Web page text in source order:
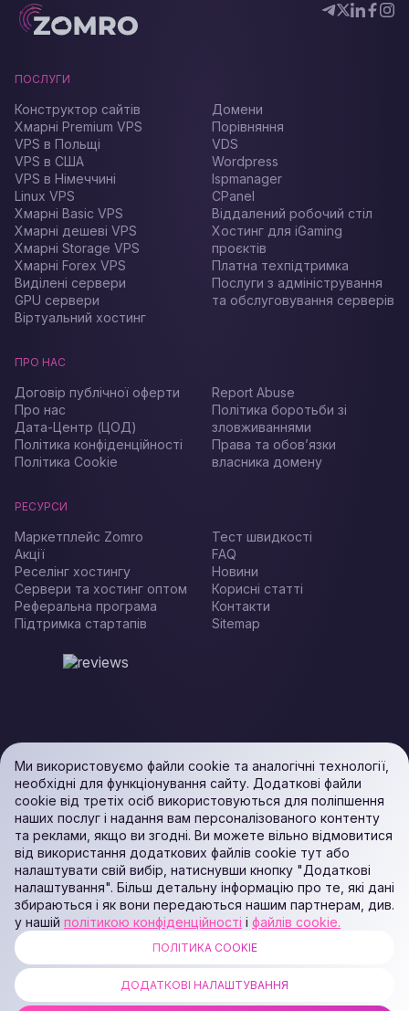
ПОСЛУГИ
Конструктор сайтів
Хмарні Premium VPS
VPS в Польщі
VPS в США
VPS в Німеччині
Linux VPS
Хмарні Basic VPS
Хмарні дешеві VPS
Хмарні Storage VPS
Хмарні Forex VPS
Виділені сервери
GPU сервери
Віртуальний хостинг
Домени
Порівняння
VDS
Wordpress
Ispmanager
CPanel
Віддалений робочий стіл
Хостинг для iGaming
проєктів
Платна техпідтримка
Послуги з адміністрування
та обслуговування серверів
ПРО НАС
Договір публічної оферти
Про нас
Дата-Центр (ЦОД)
Політика конфіденційності
Політика Cookie
Report Abuse
Політика боротьби зі
зловживаннями
Права та обов’язки
власника домену
РЕСУРСИ
Маркетплейс Zomro
Акції
Реселінг хостингу
Сервери та хостинг оптом
Реферальна програма
Підтримка стартапів
Тест швидкості
FAQ
Новини
Корисні статті
Контакти
Sitemap
ALL RIGHTS RESERVED. Podaon SIA (Id: 40103450338) & WEEM TECH
1237700398374)
Ми використовуємо файли cookie та аналогічні технології,
необхідні для функціонування сайту. Додаткові файли
cookie від третіх осіб використовуються для поліпшення
наших послуг і надання вам персоналізованого контенту
та реклами, якщо ви згодні. Ви можете вільно відмовитися
від використання додаткових файлів cookie тут або
налаштувати свій вибір, натиснувши кнопку "Додаткові
налаштування". Більш детальну інформацію про те, які дані
збираються і як вони передаються нашим партнерам, див.
у нашій політикою конфіденційності і файлів cookie.
ПОЛІТИКА COOKIE
ДОДАТКОВІ НАЛАШТУВАННЯ